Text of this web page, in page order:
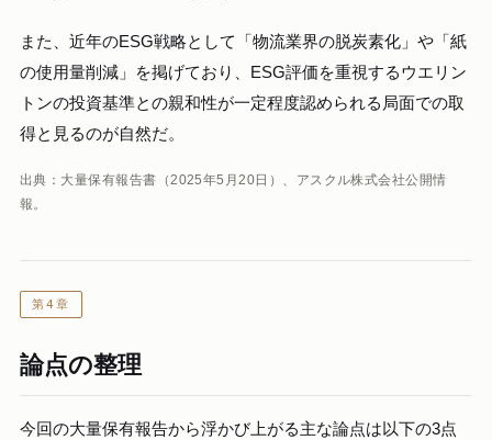
また、近年のESG戦略として「物流業界の脱炭素化」や「紙
の使用量削減」を掲げており、ESG評価を重視するウエリン
トンの投資基準との親和性が一定程度認められる局面での取
得と見るのが自然だ。
出典：大量保有報告書（2025年5月20日）、アスクル株式会社公開情
報。
第4章
論点の整理
今回の大量保有報告から浮かび上がる主な論点は以下の3点